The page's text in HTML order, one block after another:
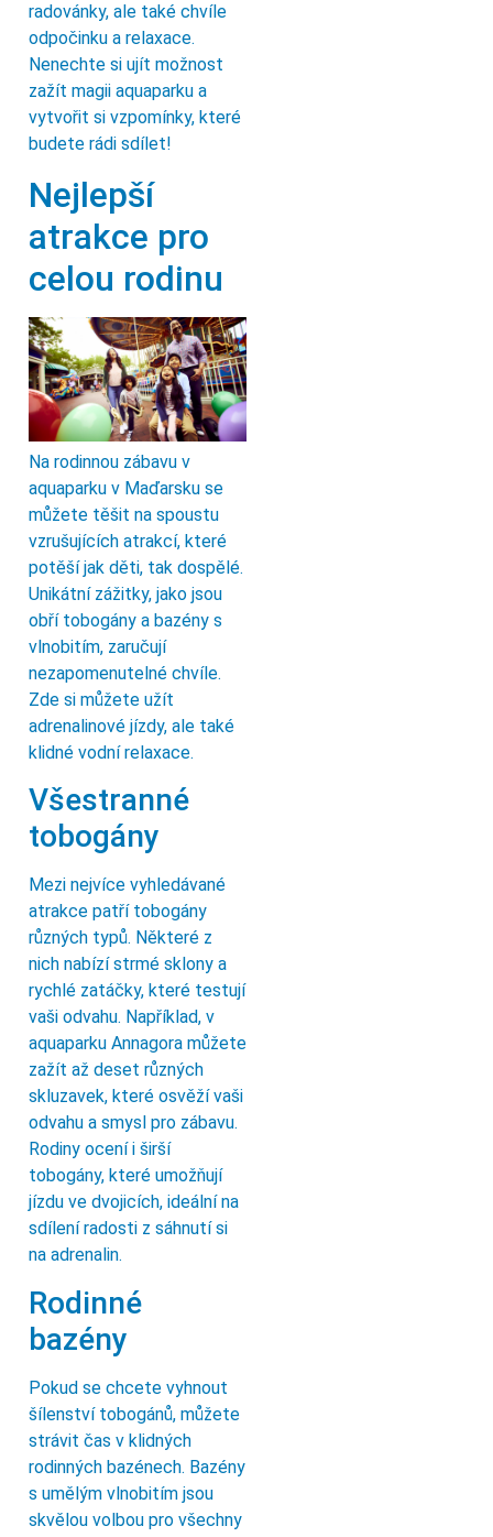
radovánky, ale také chvíle
odpočinku a relaxace.
Nenechte si ujít možnost
zažít magii aquaparku a
vytvořit si vzpomínky, které
budete rádi sdílet!
Nejlepší
atrakce pro
celou rodinu
Na rodinnou zábavu v
aquaparku v Maďarsku se
můžete těšit na spoustu
vzrušujících atrakcí, které
potěší jak děti, tak dospělé.
Unikátní zážitky, jako jsou
obří tobogány a bazény s
vlnobitím, zaručují
nezapomenutelné chvíle.
Zde si můžete užít
adrenalinové jízdy, ale také
klidné vodní relaxace.
Všestranné
tobogány
Mezi nejvíce vyhledávané
atrakce patří tobogány
různých typů. Některé z
nich nabízí strmé sklony a
rychlé zatáčky, které testují
vaši odvahu. Například, v
aquaparku Annagora můžete
zažít až deset různých
skluzavek, které osvěží vaši
odvahu a smysl pro zábavu.
Rodiny ocení i širší
tobogány, které umožňují
jízdu ve dvojicích, ideální na
sdílení radosti z sáhnutí si
na adrenalin.
Rodinné
bazény
Pokud se chcete vyhnout
šílenství tobogánů, můžete
strávit čas v klidných
rodinných bazénech. Bazény
s umělým vlnobitím jsou
skvělou volbou pro všechny